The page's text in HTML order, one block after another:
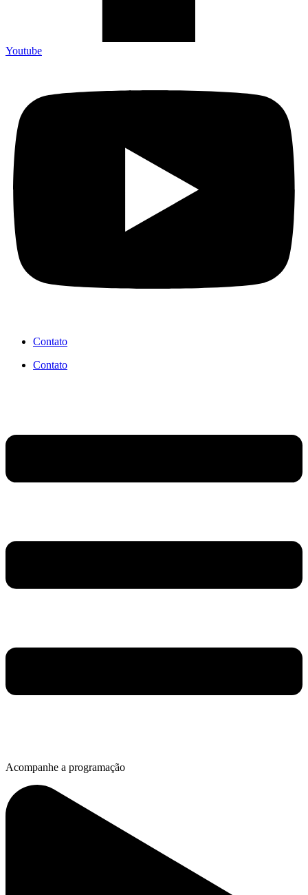
Youtube
Contato
Contato
Acompanhe a programação